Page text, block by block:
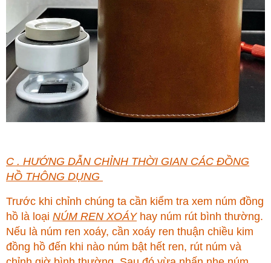
C . HƯỚNG DẪN CHỈNH THỜI GIAN CÁC ĐỒNG
HỒ THÔNG DỤNG
Trước khi chỉnh chúng ta cần kiểm tra xem núm đồng
hồ là loại NÚM REN XOÁYhay núm rút bình thường.
Nếu là núm ren xoáy, cần xoáy ren thuận chiều kim
đồng hồ đến khi nào núm bật hết ren, rút núm và